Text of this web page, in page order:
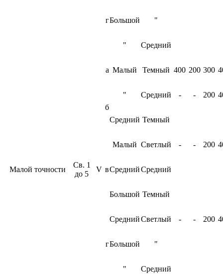
гБольшой "
" Средний
Малой точности
Св. 1
до 5
V
а Малый Темный 400 200 300
б
" Средний - - 200
Средний Темный
в
Малый Светлый - - 200
СреднийСредний
Большой Темный
г
СреднийСветлый - - 200
Большой "
" Средний